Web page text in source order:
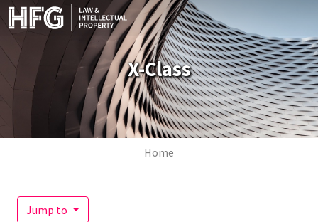
Skip to main content
X-Class
Breadcrumb
Home
Jump to